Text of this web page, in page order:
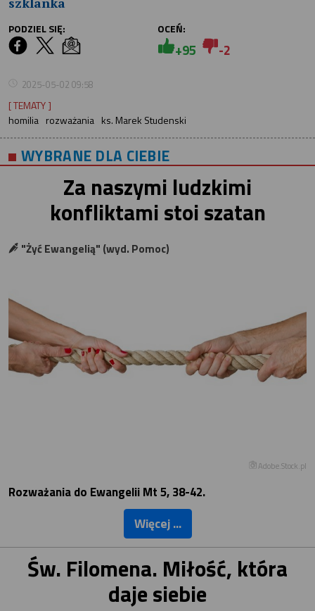
PODZIEL SIĘ: OCEŃ:
+95 -2
2025-05-02 09:58
[ TEMATY ]
homilia rozważania ks. Marek Studenski
WYBRANE DLA CIEBIE
Za naszymi ludzkimi
konfliktami stoi szatan
"Żyć Ewangelią" (wyd. Pomoc)
Adobe.Stock.pl
Rozważania do Ewangelii Mt 5, 38-42.
Więcej ...
Św. Filomena. Miłość, która
daje siebie